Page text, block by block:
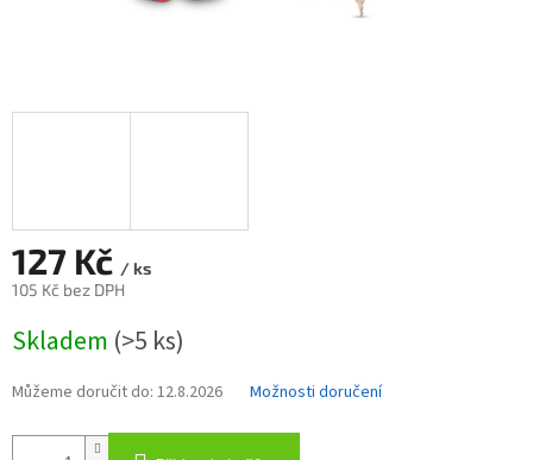
127 Kč / ks
105 Kč bez DPH
cena:
Skladem (>5 ks)
Můžeme doručit do: 12.8.2026 Možnosti doručení